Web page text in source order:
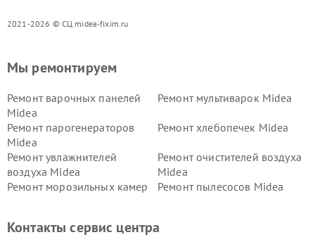
2021-2026 © СЦ midea-fixim.ru
Мы ремонтируем
Ремонт варочных панелей
Midea
Ремонт мультиварок Midea
Ремонт парогенераторов
Midea
Ремонт хлебопечек Midea
Ремонт увлажнителей
воздуха Midea
Ремонт очистителей воздуха
Midea
Ремонт морозильных камер
Ремонт пылесосов Midea
пылесосов Midea
Контакты сервис центра